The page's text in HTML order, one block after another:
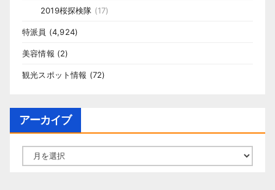
2019桜探検隊 (17)
特派員 (4,924)
美容情報 (2)
観光スポット情報 (72)
アーカイブ
ー